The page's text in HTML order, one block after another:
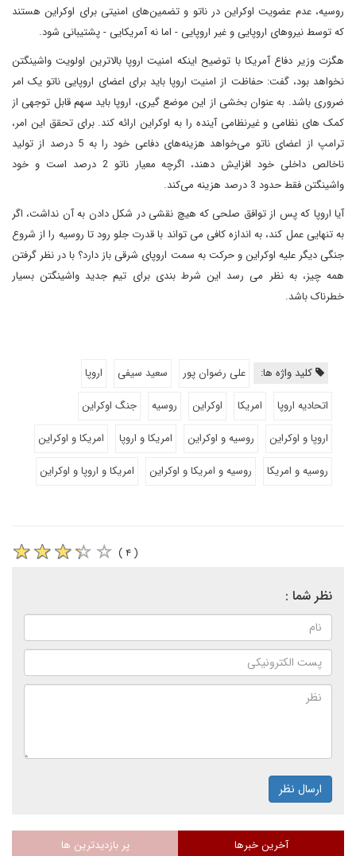
روسیه، عدم عضویت اوکراین در ناتو و تضمین‌های امنیتی برای اوکراین هستند
که توسط نیروهای اروپایی و غیر اروپایی - اما نه آمریکایی - پشتیبانی شود.
هگزت وزیر دفاع آمریکا با توضیح اینکه امنیت اروپا بالاترین اولویت واشینگتن
نخواهد بود، گفت: حفاظت از امنیت اروپا باید برای اعضای اروپایی ناتو یک امر
ضروری باشد. به عنوان بخشی از این موضع گیری، اروپا باید سهم قابل توجهی از
کمک های نظامی و غیرنظامی آینده را به اوکراین ارائه کند. برای تحقق این امر،
ترامپ از اعضای ناتو می‌خواهد هزینه‌های دفاعی خود را به 5 درصد از تولید
ناخالص داخلی خود افزایش دهند، اگرچه معیار ناتو 2 درصد است و خود
واشینگتن فقط حدود 3 درصد هزینه می‌کند.
آیا اروپا که پس از توافق صلحی که هیچ نقشی در شکل دادن به آن نداشت، اگر
به تنهایی عمل ‌کند، به اندازه کافی می تواند با قدرت جلو ‌رود تا روسیه را از شروع
جنگی دیگر علیه اوکراین و حرکت به سمت اروپای شرقی باز دارد؟ با در نظر گرفتن
همه چیز، به نظر می رسد این شرط بندی برای تیم جدید واشینگتن بسیار
خطرناک باشد.
کلید واژه ها: علی رضوان پور سعید سیفی
اروپا
اتحادیه اروپا
امریکا اوکراین روسیه
جنگ اوکراین
اروپا و اوکراین
روسیه و اوکراین امریکا و اروپا
امریکا و اوکراین
روسیه و امریکا
روسیه و امریکا و اوکراین امریکا و اروپا و اوکراین
( ۴ )
نظر شما :
ارسال نظر
آخرین خبرها پر بازدیدترین ها